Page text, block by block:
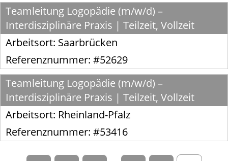
Teamleitung Logopädie (m/w/d) –
Interdisziplinäre Praxis | Teilzeit, Vollzeit
Arbeitsort: Saarbrücken
Referenznummer: #52629
Teamleitung Logopädie (m/w/d) –
Interdisziplinäre Praxis | Teilzeit, Vollzeit
Arbeitsort: Rheinland-Pfalz
Referenznummer: #53416